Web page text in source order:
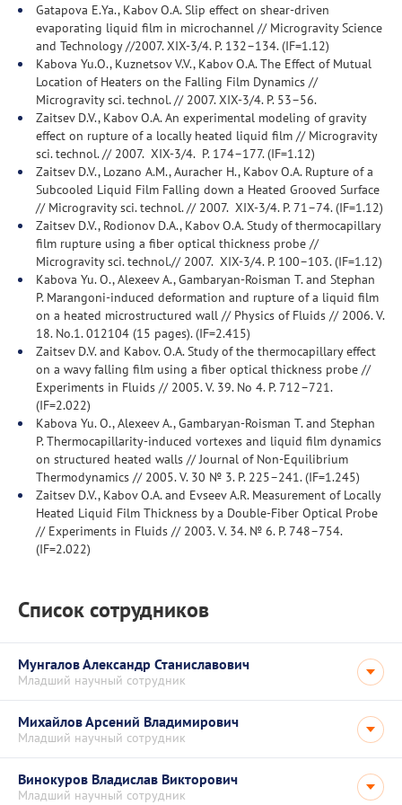
Gatapova E.Ya., Kabov O.A. Slip effect on shear-driven
evaporating liquid film in microchannel // Microgravity Science
and Technology //2007. XIX-3/4. Р. 132–134. (IF=1.12)
Kabova Yu.O., Kuznetsov V.V., Kabov O.A. The Effect of Mutual
Location of Heaters on the Falling Film Dynamics //
Microgravity sci. technol. // 2007. XIX-3/4. Р. 53–56.
Zaitsev D.V., Kabov O.A. An experimental modeling of gravity
effect on rupture of a locally heated liquid film // Microgravity
sci. technol. // 2007. XIX-3/4. Р. 174–177. (IF=1.12)
Zaitsev D.V., Lozano A.M., Auracher H., Kabov O.A. Rupture of a
Subcooled Liquid Film Falling down a Heated Grooved Surface
// Microgravity sci. technol. // 2007. XIX-3/4. Р. 71–74. (IF=1.12)
Zaitsev D.V., Rodionov D.A., Kabov O.A. Study of thermocapillary
film rupture using a fiber optical thickness probe //
Microgravity sci. technol.// 2007. XIX-3/4. Р. 100–103. (IF=1.12)
Kabova Yu. O., Alexeev A., Gambaryan-Roisman T. and Stephan
P. Marangoni-induced deformation and rupture of a liquid film
on a heated microstructured wall // Physics of Fluids // 2006. V.
18. No.1. 012104 (15 pages). (IF=2.415)
Zaitsev D.V. and Kabov. O.A. Study of the thermocapillary effect
on a wavy falling film using a fiber optical thickness probe //
Experiments in Fluids // 2005. V. 39. No 4. Р. 712–721.
(IF=2.022)
Kabova Yu. O., Alexeev A., Gambaryan-Roisman T. and Stephan
P. Thermocapillarity-induced vortexes and liquid film dynamics
on structured heated walls // Journal of Non-Equilibrium
Thermodynamics // 2005. V. 30 № 3. Р. 225–241. (IF=1.245)
Zaitsev D.V., Kabov O.A. and Evseev A.R. Measurement of Locally
Heated Liquid Film Thickness by a Double-Fiber Optical Probe
// Experiments in Fluids // 2003. V. 34. № 6. Р. 748–754.
(IF=2.022)
Список сотрудников
Мунгалов Александр Станиславович
Младший научный сотрудник
E-mail:
a.mungalov@alumni.nsu.ru
Михайлов Арсений Владимирович
Младший научный сотрудник
Служебный телефон:
+7 (383) 316 53 32
Винокуров Владислав Викторович
Младший научный сотрудник